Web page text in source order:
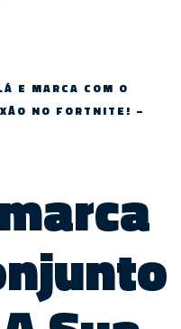
E MARCA COM O
NO FORTNITE! –